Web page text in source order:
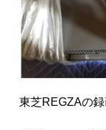
東芝REGZAの